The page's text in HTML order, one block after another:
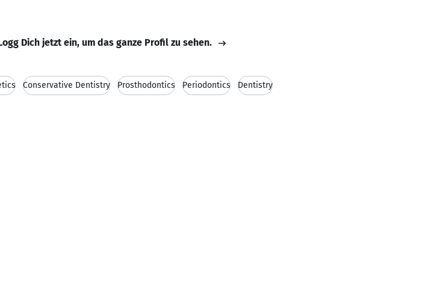
Dich jetzt ein, um das ganze Profil zu sehen.
Conservative Dentistry Prosthodontics Periodontics Dentistry